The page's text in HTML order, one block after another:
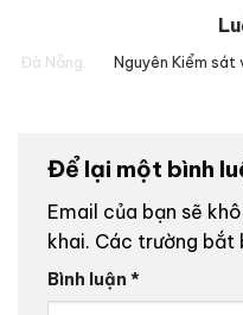
Luật sư
Nguyên Kiểm sát viên của
Để lại một bình
Email của bạn sẽ
khai. Các trường bắt
Bình luận *